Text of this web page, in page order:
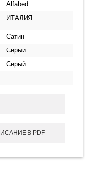
Alfabed
ИТАЛИЯ
Сатин
Серый
Серый
В PDF